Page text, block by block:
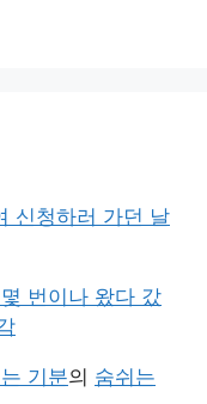
신청하러 가던 날
번이나 왔다 갔
기분의 숨쉬는